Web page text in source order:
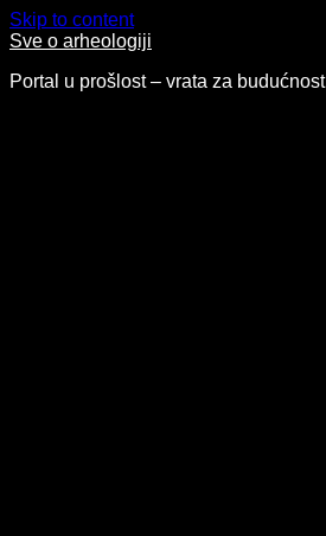
Skip to content
Sve o arheologiji
Portal u prošlost – vrata za budućnost